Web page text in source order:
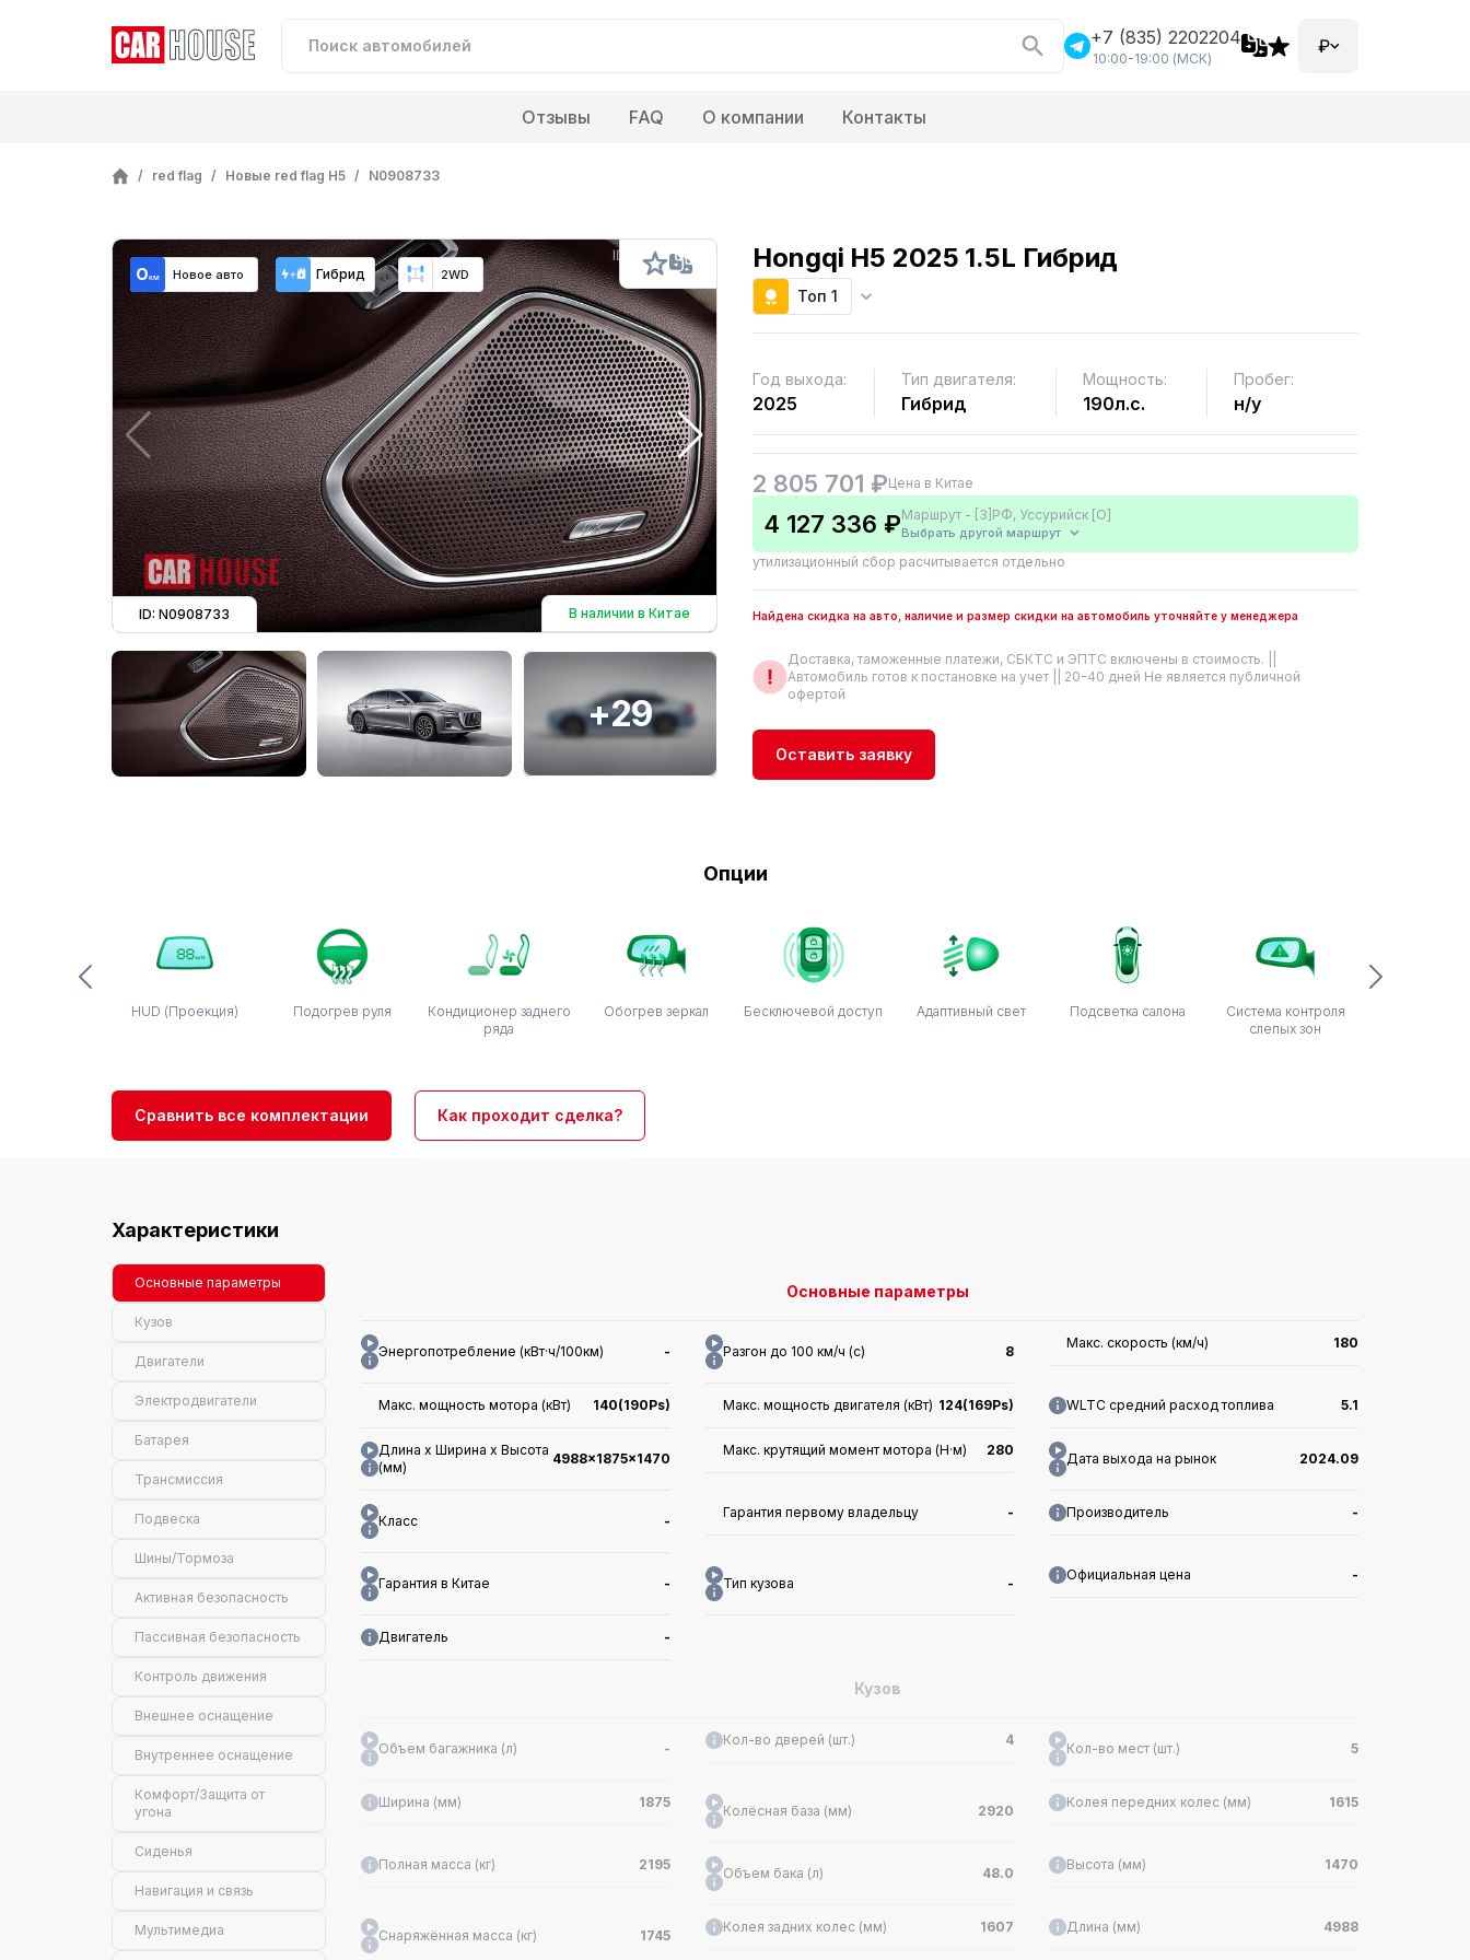
+7 (835) 2202204
10:00-19:00 (МСК)
₽
Отзывы FAQ О компании Контакты
/ red flag / Новые red flag H5 / N0908733
Новое авто Гибрид 2WD
ID: N0908733 В наличии в Китае
+29
Hongqi H5 2025 1.5L Гибрид
Топ 1
Год выхода:
2025
Тип двигателя:
Гибрид
Мощность:
190л.с.
Пробег:
н/у
2 805 701 ₽Цена в Китае
4 127 336 ₽Маршрут - [3]РФ, Уссурийск [О]
Выбрать другой маршрут
утилизационный сбор расчитывается отдельно
Найдена скидка на авто, наличие и размер скидки на автомобиль уточняйте у менеджера
Доставка, таможенные платежи, СБКТС и ЭПТС включены в стоимость. ||
Автомобиль готов к постановке на учет || 20-40 дней Не является публичной
офертой
Оставить заявку
Опции
HUD (Проекция) Подогрев руля
Кондиционер заднего
ряда
Обогрев зеркал Бесключевой доступ Адаптивный свет Подсветка салона
Система контроля
слепых зон
Сравнить все комплектации Как проходит сделка?
Характеристики
Основные параметры
Кузов
Двигатели
Электродвигатели
Батарея
Трансмиссия
Подвеска
Шины/Тормоза
Активная безопасность
Пассивная безопасность
Контроль движения
Внешнее оснащение
Внутреннее оснащение
Комфорт/Защита от
угона
Сиденья
Навигация и связь
Мультимедиа
Основные параметры
Энергопотребление (кВт·ч/100км) - Разгон до 100 км/ч (с) 8
Макс. скорость (км/ч) 180
Макс. мощность мотора (кВт) 140(190Ps) Макс. мощность двигателя (кВт) 124(169Ps) WLTC средний расход топлива 5.1
Длина x Ширина x Высота
(мм)
4988x1875x1470
Макс. крутящий момент мотора (Н·м) 280
Дата выхода на рынок 2024.09
Класс -
Гарантия первому владельцу - Производитель -
Гарантия в Китае - Тип кузова -
Официальная цена -
Двигатель -
Кузов
Объем багажника (л) -
Кол-во дверей (шт.) 4
Кол-во мест (шт.) 5
Ширина (мм) 1875
Колёсная база (мм) 2920
Колея передних колес (мм) 1615
Полная масса (кг) 2195
Объем бака (л) 48.0
Высота (мм) 1470
Снаряжённая масса (кг) 1745
Колея задних колес (мм) 1607 Длина (мм) 4988